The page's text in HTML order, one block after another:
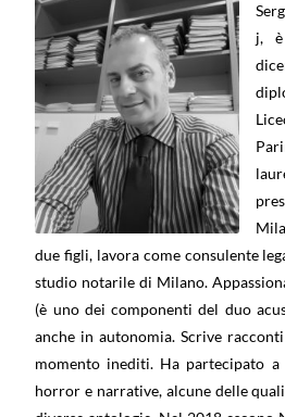
j,
due figli, lavora come consulente
studio notarile di Milano.
(è uno dei componenti del duo
anche in autonomia. Scrive
momento inediti. Ha partecipato
horror e narrative, alcune delle